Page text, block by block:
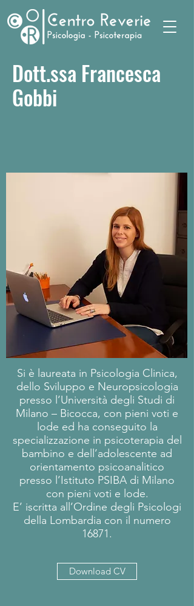
Dott.ssa Francesca
Gobbi
Si è laureata in Psicologia Clinica,
dello Sviluppo e Neuropsicologia
presso l’Università degli Studi di
Milano – Bicocca, con pieni voti e
lode ed ha conseguito la
specializzazione in psicoterapia del
bambino e dell’adolescente ad
orientamento psicoanalitico
presso l’Istituto PSIBA di Milano
con pieni voti e lode.
E’ iscritta all’Ordine degli Psicologi
della Lombardia con il numero
16871.
Download CV